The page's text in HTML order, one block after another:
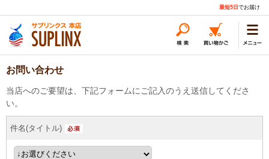
最短5日 でお届け
お問い合わせ
当店へのご要望は、下記フォームにご記入のうえ送信してくださ
い。
件名(タイトル)